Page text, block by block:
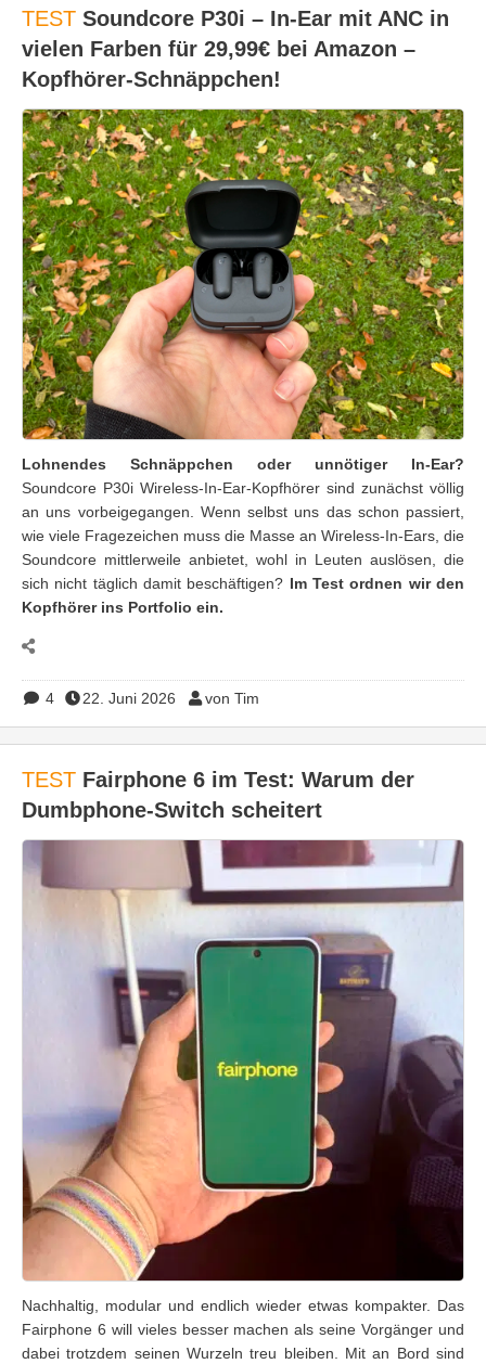
TEST Soundcore P30i – In-Ear mit ANC in
vielen Farben für 29,99€ bei Amazon –
Kopfhörer-Schnäppchen!
Lohnendes Schnäppchen oder unnötiger In-Ear?
Soundcore P30i Wireless-In-Ear-Kopfhörer sind zunächst völlig
an uns vorbeigegangen. Wenn selbst uns das schon passiert,
wie viele Fragezeichen muss die Masse an Wireless-In-Ears, die
Soundcore mittlerweile anbietet, wohl in Leuten auslösen, die
sich nicht täglich damit beschäftigen? Im Test ordnen wir den
Kopfhörer ins Portfolio ein.
4 22. Juni 2026 von Tim
TEST Fairphone 6 im Test: Warum der
Dumbphone-Switch scheitert
Nachhaltig, modular und endlich wieder etwas kompakter. Das
Fairphone 6 will vieles besser machen als seine Vorgänger und
dabei trotzdem seinen Wurzeln treu bleiben. Mit an Bord sind